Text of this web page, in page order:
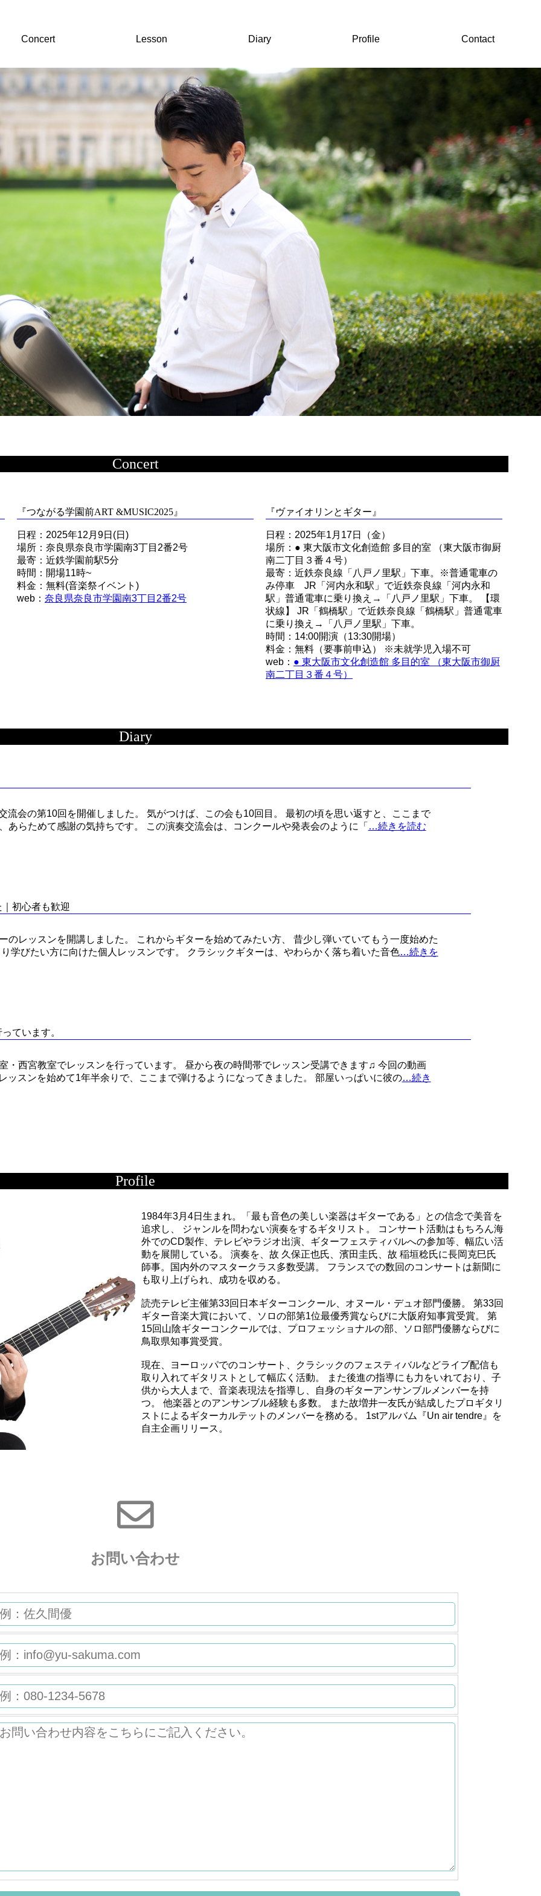
Concert Lesson Diary Profile Contact
Concert
『つながる学園前ART &MUSIC2025』
日程：2025年12月9日(日)
場所：奈良県奈良市学園南3丁目2番2号
最寄：近鉄学園前駅5分
時間：開場11時~
料金：無料(音楽祭イベント)
web： 奈良県奈良市学園南3丁目2番2号
『ヴァイオリンとギター』
日程：2025年1月17日（金）
場所：● 東大阪市文化創造館 多目的室 （東大阪市御厨
南二丁目３番４号）
最寄：近鉄奈良線「八戸ノ里駅」下車。※普通電車の
み停車 JR「河内永和駅」で近鉄奈良線「河内永和
駅」普通電車に乗り換え→「八戸ノ里駅」下車。 【環
状線】 JR「鶴橋駅」で近鉄奈良線「鶴橋駅」普通電車
に乗り換え→「八戸ノ里駅」下車。
時間：14:00開演（13:30開場）
料金：無料（要事前申込） ※未就学児入場不可
web： ● 東大阪市文化創造館 多目的室 （東大阪市御厨
南二丁目３番４号）
Diary
流会の第10回を開催しました。 気がつけば、この会も10回目。 最初の頃を思い返すと、ここまで
あらためて感謝の気持ちです。 この演奏交流会は、コンクールや発表会のように「 …続きを読む
初心者も歓迎
のレッスンを開講しました。 これからギターを始めてみたい方、 昔少し弾いていてもう一度始めた
学びたい方に向けた個人レッスンです。 クラシックギターは、やわらかく落ち着いた音色…続きを
ています。
・西宮教室でレッスンを行っています。 昼から夜の時間帯でレッスン受講できます♫ 今回の動画
ッスンを始めて1年半余りで、ここまで弾けるようになってきました。 部屋いっぱいに彼の…続き
Profile
1984年3月4日生まれ。「最も音色の美しい楽器はギターである」との信念で美音を
追求し、 ジャンルを問わない演奏をするギタリスト。 コンサート活動はもちろん海
外でのCD製作、テレビやラジオ出演、ギターフェスティバルへの参加等、幅広い活
動を展開している。 演奏を、故 久保正也氏、濱田圭氏、故 稲垣稔氏に長岡克巳氏
師事。国内外のマスタークラス多数受講。 フランスでの数回のコンサートは新聞に
も取り上げられ、成功を収める。
読売テレビ主催第33回日本ギターコンクール、オヌール・デュオ部門優勝。 第33回
ギター音楽大賞において、ソロの部第1位最優秀賞ならびに大阪府知事賞受賞。 第
15回山陰ギターコンクールでは、プロフェッショナルの部、ソロ部門優勝ならびに
鳥取県知事賞受賞。
現在、ヨーロッパでのコンサート、クラシックのフェスティバルなどライブ配信も
取り入れてギタリストとして幅広く活動。 また後進の指導にも力をいれており、子
供から大人まで、音楽表現法を指導し、自身のギターアンサンブルメンバーを持
つ。 他楽器とのアンサンブル経験も多数。 また故増井一友氏が結成したプロギタリ
ストによるギターカルテットのメンバーを務める。 1stアルバム『Un air tendre』を
自主企画リリース。
お問い合わせ